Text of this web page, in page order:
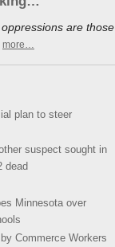
are those
more…
plan to steer
suspect sought in
dead
Minnesota over
Commerce Workers